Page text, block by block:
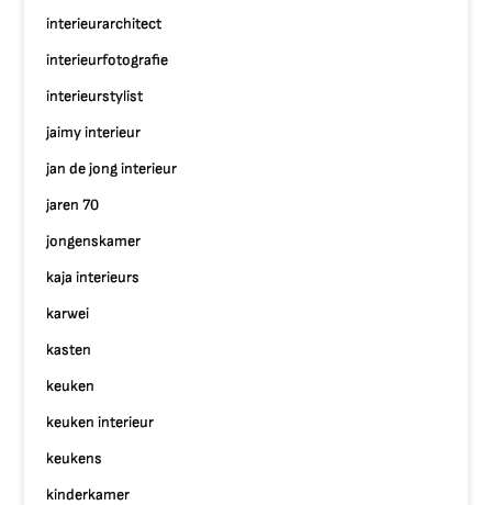
interieurarchitect
interieurfotografie
interieurstylist
jaimy interieur
jan de jong interieur
jaren 70
jongenskamer
kaja interieurs
karwei
kasten
keuken
keuken interieur
keukens
kinderkamer